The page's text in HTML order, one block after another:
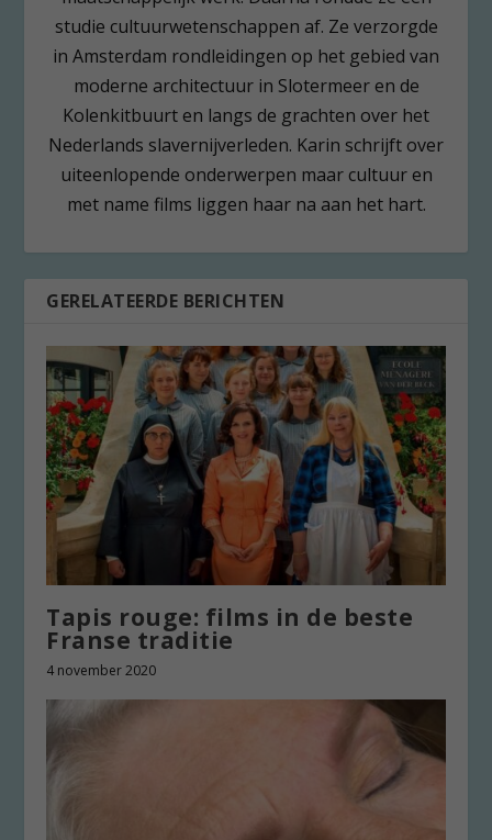
studie cultuurwetenschappen af. Ze verzorgde
in Amsterdam rondleidingen op het gebied van
moderne architectuur in Slotermeer en de
Kolenkitbuurt en langs de grachten over het
Nederlands slavernijverleden. Karin schrijft over
uiteenlopende onderwerpen maar cultuur en
met name films liggen haar na aan het hart.
GERELATEERDE BERICHTEN
Tapis rouge: films in de beste
Franse traditie
4 november 2020